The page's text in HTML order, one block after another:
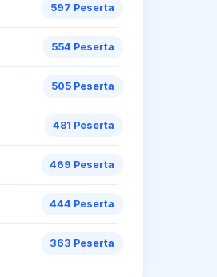
597 Peserta
554 Peserta
505 Peserta
481 Peserta
469 Peserta
444 Peserta
363 Peserta